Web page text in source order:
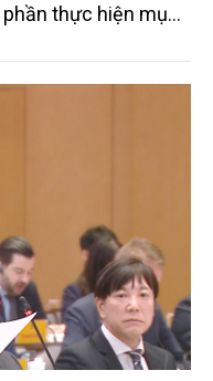
thực hiện mục
đảo đại biểu đến
đơn vị nghiên cứu,
dân đang trực
lúa phát thải thấp.